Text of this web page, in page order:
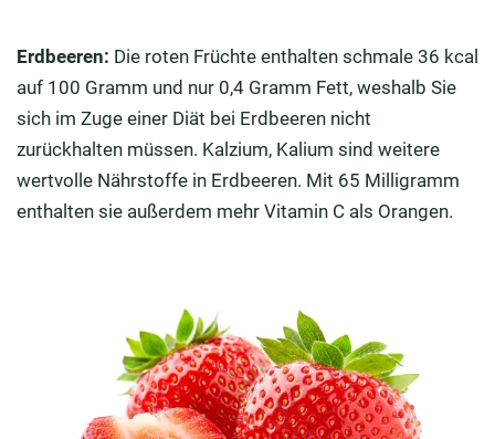
Erdbeeren: Die roten Früchte enthalten schmale 36 kcal
auf 100 Gramm und nur 0,4 Gramm Fett, weshalb Sie
sich im Zuge einer Diät bei Erdbeeren nicht
zurückhalten müssen. Kalzium, Kalium sind weitere
wertvolle Nährstoffe in Erdbeeren. Mit 65 Milligramm
enthalten sie außerdem mehr Vitamin C als Orangen.